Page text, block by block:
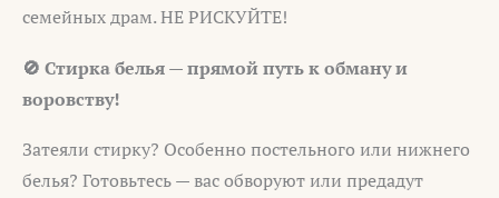
семейных драм. НЕ РИСКУЙТЕ!
🚫 Стирка белья — прямой путь к обману и
воровству!
Затеяли стирку? Особенно постельного или нижнего
белья? Готовьтесь — вас обворуют или предадут